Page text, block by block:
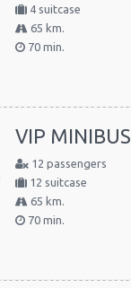
4 suitcase
65 km.
70 min.
VIP MINIBUS
12 passengers
12 suitcase
65 km.
70 min.